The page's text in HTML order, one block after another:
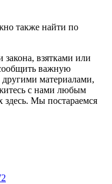
также найти по
взятками или
важную
материалами,
с нами любым
Мы постараемся